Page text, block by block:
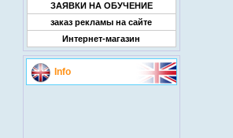
ЗАЯВКИ НА ОБУЧЕНИЕ
заказ рекламы на сайте
Интернет-магазин
Info